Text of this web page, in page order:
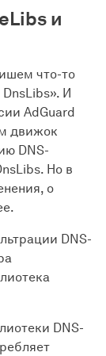
и
что-то
И
AdGuard
движок
DNS-
Но в
о
DNS-
DNS-